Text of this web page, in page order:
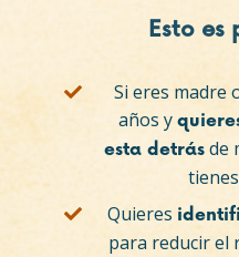
Esto es
Si eres madre
años y
esta detrás de
Quieres
para reducir el